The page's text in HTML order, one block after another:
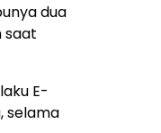
dua
saat
E-
selama